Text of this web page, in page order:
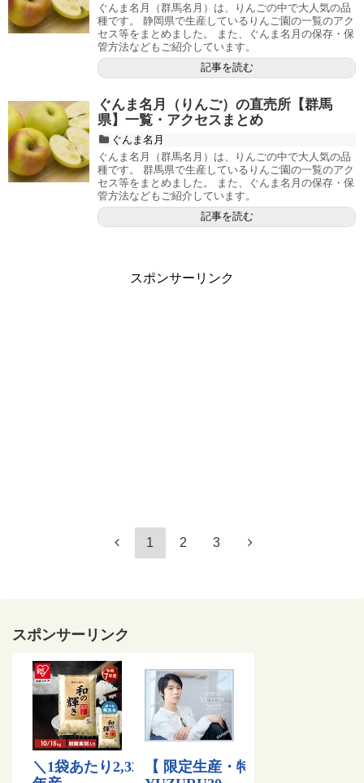
ぐんま名月（群馬名月）は、りんごの中で大人気の品
種です。 静岡県で生産しているりんご園の一覧のアク
セス等をまとめました。 また、ぐんま名月の保存・保
管方法などもご紹介しています。
記事を読む
ぐんま名月（りんご）の直売所【群馬
県】一覧・アクセスまとめ
ぐんま名月
ぐんま名月（群馬名月）は、りんごの中で大人気の品
種です。 群馬県で生産しているりんご園の一覧のアク
セス等をまとめました。 また、ぐんま名月の保存・保
管方法などもご紹介しています。
記事を読む
スポンサーリンク
1 2 3
スポンサーリンク